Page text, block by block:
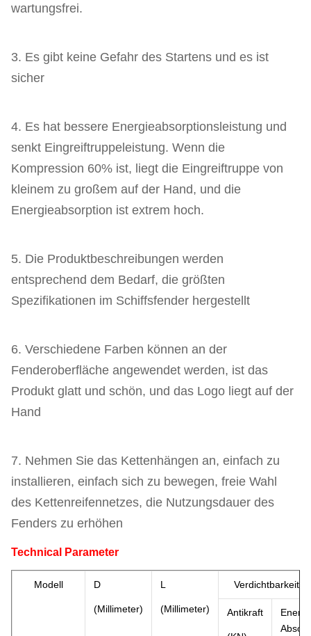
wartungsfrei.
3. Es gibt keine Gefahr des Startens und es ist
sicher
4. Es hat bessere Energieabsorptionsleistung und
senkt Eingreiftruppeleistung. Wenn die
Kompression 60% ist, liegt die Eingreiftruppe von
kleinem zu großem auf der Hand, und die
Energieabsorption ist extrem hoch.
5. Die Produktbeschreibungen werden
entsprechend dem Bedarf, die größten
Spezifikationen im Schiffsfender hergestellt
6. Verschiedene Farben können an der
Fenderoberfläche angewendet werden, ist das
Produkt glatt und schön, und das Logo liegt auf der
Hand
7. Nehmen Sie das Kettenhängen an, einfach zu
installieren, einfach sich zu bewegen, freie Wahl
des Kettenreifennetzes, die Nutzungsdauer des
Fenders zu erhöhen
Technical Parameter
Modell D
(Millimeter)
L
(Millimeter)
Verdichtbarkeit
Antikraft